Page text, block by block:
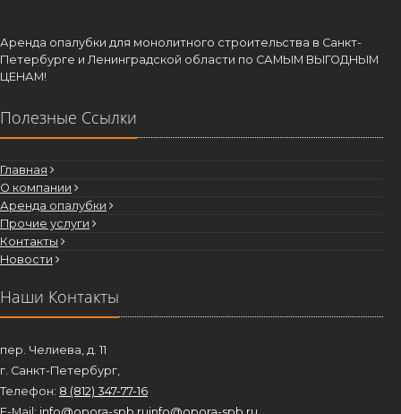
Аренда опалубки для монолитного строительства в Санкт-
Петербурге и Ленинградской области по САМЫМ ВЫГОДНЫМ
ЦЕНАМ!
Полезные Ссылки
Главная
О компании
Аренда опалубки
Прочие услуги
Контакты
Новости
Наши Контакты
пер. Челиева, д. 11
г. Санкт-Петербург,
Телефон: 8 (812) 347-77-16